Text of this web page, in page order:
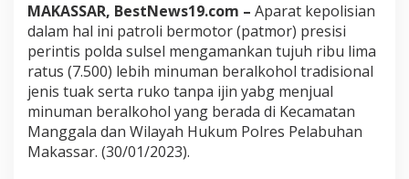
B
e
a
l
k
o
h
o
MAKASSAR, BestNews19.com – Aparat kepolisian
dalam hal ini patroli bermotor (patmor) presisi
perintis polda sulsel mengamankan tujuh ribu lima
ratus (7.500) lebih minuman beralkohol tradisional
jenis tuak serta ruko tanpa ijin yabg menjual
minuman beralkohol yang berada di Kecamatan
Manggala dan Wilayah Hukum Polres Pelabuhan
Makassar. (30/01/2023).